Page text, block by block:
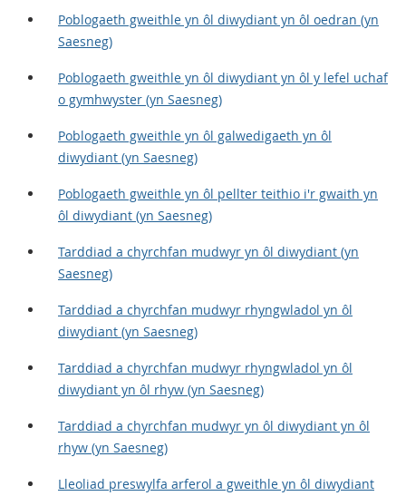
Poblogaeth gweithle yn ôl diwydiant yn ôl oedran (yn
Saesneg)
Poblogaeth gweithle yn ôl diwydiant yn ôl y lefel uchaf
o gymhwyster (yn Saesneg)
Poblogaeth gweithle yn ôl galwedigaeth yn ôl
diwydiant (yn Saesneg)
Poblogaeth gweithle yn ôl pellter teithio i'r gwaith yn
ôl diwydiant (yn Saesneg)
Tarddiad a chyrchfan mudwyr yn ôl diwydiant (yn
Saesneg)
Tarddiad a chyrchfan mudwyr rhyngwladol yn ôl
diwydiant (yn Saesneg)
Tarddiad a chyrchfan mudwyr rhyngwladol yn ôl
diwydiant yn ôl rhyw (yn Saesneg)
Tarddiad a chyrchfan mudwyr yn ôl diwydiant yn ôl
rhyw (yn Saesneg)
Lleoliad preswylfa arferol a gweithle yn ôl diwydiant